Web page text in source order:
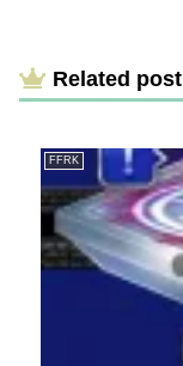
Related post
FFRK